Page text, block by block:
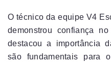
O técnico da equipe V4
demonstrou confiança
destacou a importância
são fundamentais para